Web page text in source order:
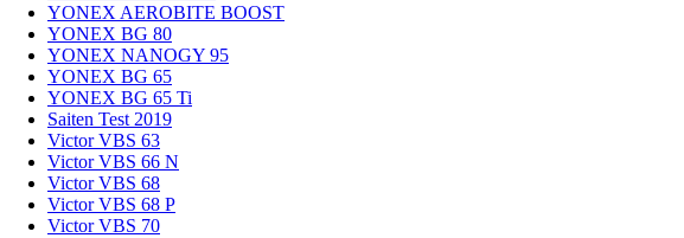
YONEX AEROBITE BOOST
YONEX BG 80
YONEX NANOGY 95
YONEX BG 65
YONEX BG 65 Ti
Saiten Test 2019
Victor VBS 63
Victor VBS 66 N
Victor VBS 68
Victor VBS 68 P
Victor VBS 70